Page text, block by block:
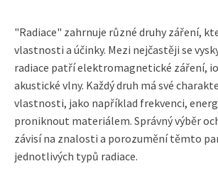
"Radiace" zahrnuje různé druhy záření,
vlastnosti a účinky. Mezi nejčastěji se
radiace patří elektromagnetické záření,
akustické vlny. Každý druh má své
vlastnosti, jako například frekvenci,
proniknout materiálem. Správný výběr
závisí na znalosti a porozumění těmto
jednotlivých typů radiace.